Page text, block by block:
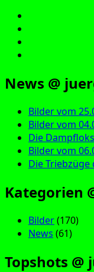
News @
Bilder vom
Bilder vom
Die
Bilder vom
Die Triebzüge
Kategorien
Bilder(170)
News (61)
Topshots @